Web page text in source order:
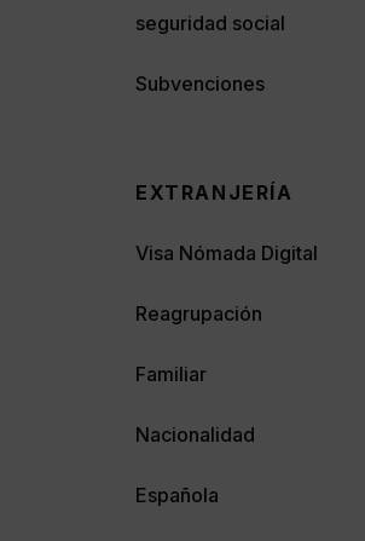
seguridad social
Subvenciones
EXTRANJERÍA
Visa Nómada Digital
Reagrupación
Familiar
Nacionalidad
Española